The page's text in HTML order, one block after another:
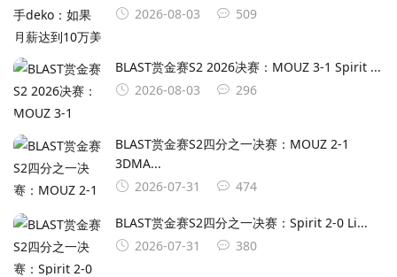
2026-08-03
509
BLAST赏金赛S2 2026决赛：MOUZ 3-1 Spirit ...
2026-08-03
296
BLAST赏金赛S2四分之一决赛：MOUZ 2-1
3DMA...
2026-07-31
474
BLAST赏金赛S2四分之一决赛：Spirit 2-0 Li...
2026-07-31
380